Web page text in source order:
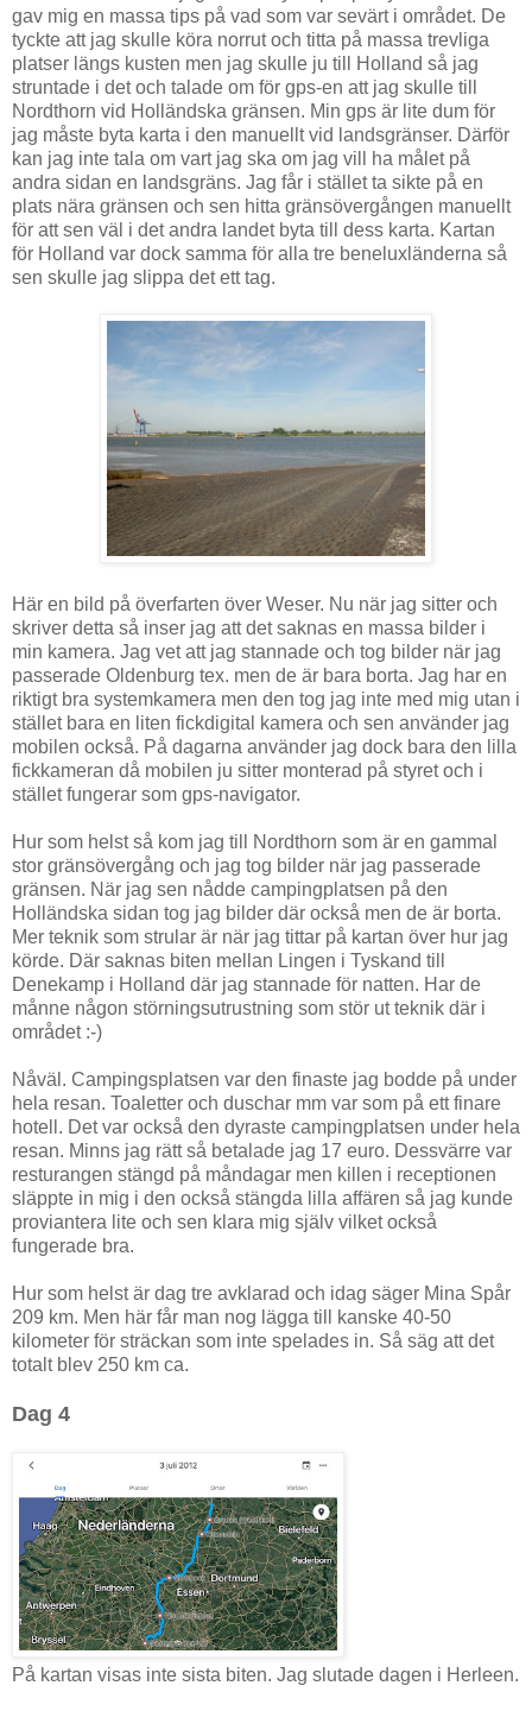
gav mig en massa tips på vad som var sevärt i området. De
tyckte att jag skulle köra norrut och titta på massa trevliga
platser längs kusten men jag skulle ju till Holland så jag
struntade i det och talade om för gps-en att jag skulle till
Nordthorn vid Holländska gränsen. Min gps är lite dum för
jag måste byta karta i den manuellt vid landsgränser. Därför
kan jag inte tala om vart jag ska om jag vill ha målet på
andra sidan en landsgräns. Jag får i stället ta sikte på en
plats nära gränsen och sen hitta gränsövergången manuellt
för att sen väl i det andra landet byta till dess karta. Kartan
för Holland var dock samma för alla tre beneluxländerna så
sen skulle jag slippa det ett tag.
Här en bild på överfarten över Weser. Nu när jag sitter och
skriver detta så inser jag att det saknas en massa bilder i
min kamera. Jag vet att jag stannade och tog bilder när jag
passerade Oldenburg tex. men de är bara borta. Jag har en
riktigt bra systemkamera men den tog jag inte med mig utan i
stället bara en liten fickdigital kamera och sen använder jag
mobilen också. På dagarna använder jag dock bara den lilla
fickkameran då mobilen ju sitter monterad på styret och i
stället fungerar som gps-navigator.
Hur som helst så kom jag till Nordthorn som är en gammal
stor gränsövergång och jag tog bilder när jag passerade
gränsen. När jag sen nådde campingplatsen på den
Holländska sidan tog jag bilder där också men de är borta.
Mer teknik som strular är när jag tittar på kartan över hur jag
körde. Där saknas biten mellan Lingen i Tyskand till
Denekamp i Holland där jag stannade för natten. Har de
månne någon störningsutrustning som stör ut teknik där i
området :-)
Nåväl. Campingsplatsen var den finaste jag bodde på under
hela resan. Toaletter och duschar mm var som på ett finare
hotell. Det var också den dyraste campingplatsen under hela
resan. Minns jag rätt så betalade jag 17 euro. Dessvärre var
resturangen stängd på måndagar men killen i receptionen
släppte in mig i den också stängda lilla affären så jag kunde
proviantera lite och sen klara mig själv vilket också
fungerade bra.
Hur som helst är dag tre avklarad och idag säger Mina Spår
209 km. Men här får man nog lägga till kanske 40-50
kilometer för sträckan som inte spelades in. Så säg att det
totalt blev 250 km ca.
Dag 4
På kartan visas inte sista biten. Jag slutade dagen i Herleen.